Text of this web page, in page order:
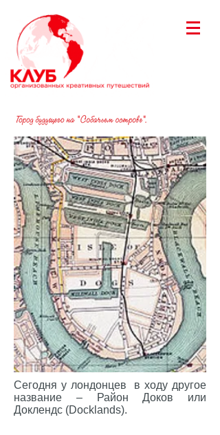
Сегодня у лондонцев в ходу другое
название – Район Доков или
Доклендс (Docklands).